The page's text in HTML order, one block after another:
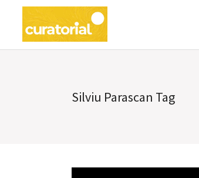
Silviu Parascan Tag